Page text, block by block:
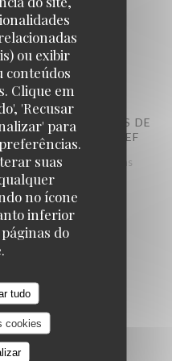
ou exibir
conteúdos
Clique em
'Recusar
para
suas
no ícone
inferior
do
tudo
cookies
POMMES DE
SAUCE DU CHEF
1,2kg pour les champions
:
et Cave à vins